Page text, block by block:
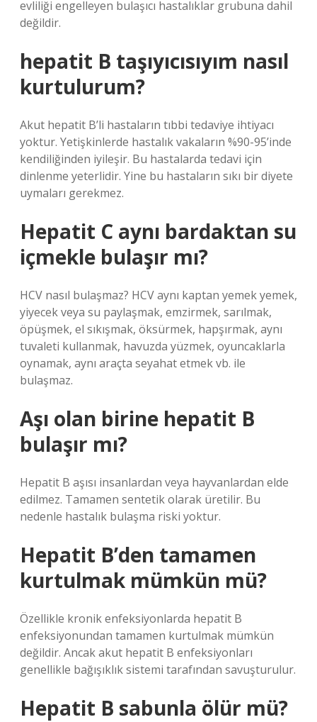
evliliği engelleyen bulaşıcı hastalıklar grubuna dahil
değildir.
hepatit B taşıyıcısıyım nasıl
kurtulurum?
Akut hepatit B’li hastaların tıbbi tedaviye ihtiyacı
yoktur. Yetişkinlerde hastalık vakaların %90-95’inde
kendiliğinden iyileşir. Bu hastalarda tedavi için
dinlenme yeterlidir. Yine bu hastaların sıkı bir diyete
uymaları gerekmez.
Hepatit C aynı bardaktan su
içmekle bulaşır mı?
HCV nasıl bulaşmaz? HCV aynı kaptan yemek yemek,
yiyecek veya su paylaşmak, emzirmek, sarılmak,
öpüşmek, el sıkışmak, öksürmek, hapşırmak, aynı
tuvaleti kullanmak, havuzda yüzmek, oyuncaklarla
oynamak, aynı araçta seyahat etmek vb. ile
bulaşmaz.
Aşı olan birine hepatit B
bulaşır mı?
Hepatit B aşısı insanlardan veya hayvanlardan elde
edilmez. Tamamen sentetik olarak üretilir. Bu
nedenle hastalık bulaşma riski yoktur.
Hepatit B’den tamamen
kurtulmak mümkün mü?
Özellikle kronik enfeksiyonlarda hepatit B
enfeksiyonundan tamamen kurtulmak mümkün
değildir. Ancak akut hepatit B enfeksiyonları
genellikle bağışıklık sistemi tarafından savuşturulur.
Hepatit B sabunla ölür mü?